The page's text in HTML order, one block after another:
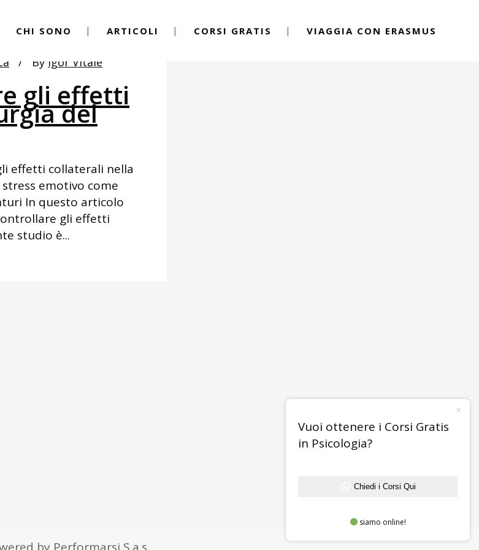
CHI SONO ARTICOLI CORSI GRATIS VIAGGIA CON ERASMUS
By Igor Vitale
gli effetti
del
effetti collaterali nella
emotivo come
In questo articolo
gli effetti
studio è...
Vuoi ottenere i Corsi Gratis
in Psicologia?
Chiedi i Corsi Qui
siamo online!